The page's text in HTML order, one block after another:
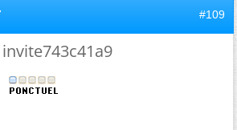
#109
invite743c41a9